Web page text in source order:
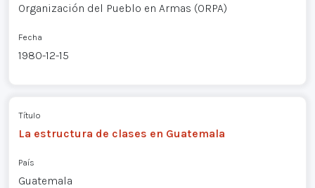
Organización del Pueblo en Armas (ORPA)
Fecha
1980-12-15
Título
La estructura de clases en Guatemala
País
Guatemala